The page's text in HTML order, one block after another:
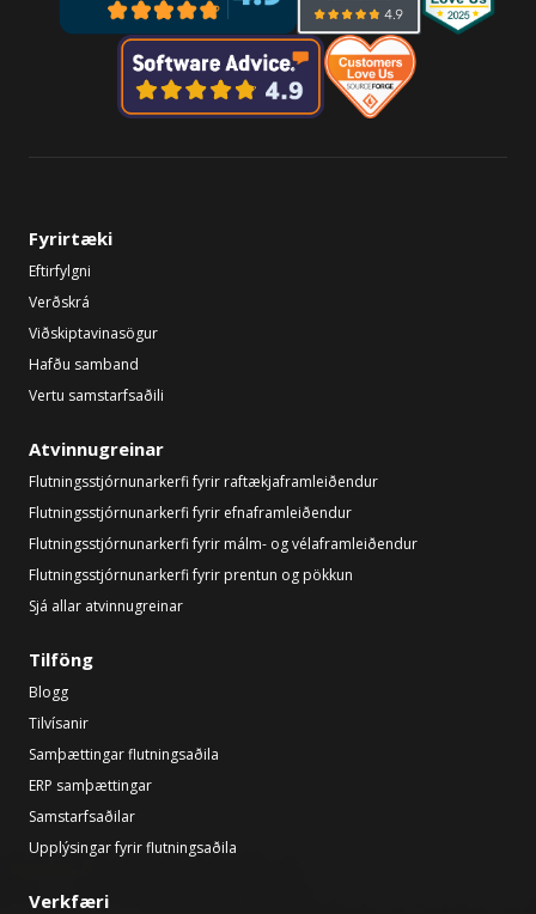
Fyrirtæki
Eftirfylgni
Verðskrá
Viðskiptavinasögur
Hafðu samband
Vertu samstarfsaðili
Atvinnugreinar
Flutningsstjórnunarkerfi fyrir raftækjaframleiðendur
Flutningsstjórnunarkerfi fyrir efnaframleiðendur
Flutningsstjórnunarkerfi fyrir málm- og vélaframleiðendur
Flutningsstjórnunarkerfi fyrir prentun og pökkun
Sjá allar atvinnugreinar
Tilföng
Blogg
Tilvísanir
Samþættingar flutningsaðila
ERP samþættingar
Samstarfsaðilar
Upplýsingar fyrir flutningsaðila
Verkfæri